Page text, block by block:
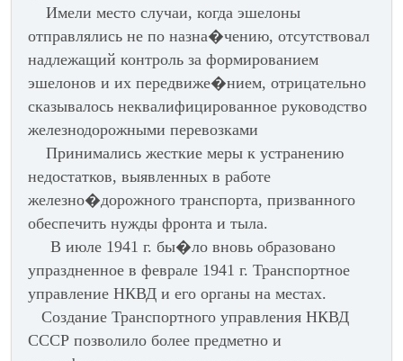
Имели место случаи, когда эшелоны
отправлялись не по назна�чению, отсутствовал
надлежащий контроль за формированием
эшелонов и их передвиже�нием, отрицательно
сказывалось неквалифицированное руководство
железнодорожными перевозками
Принимались жесткие меры к устранению
недостатков, выявленных в работе
железно�дорожного транспорта, призванного
обеспечить нужды фронта и тыла.
В июле 1941 г. бы�ло вновь образовано
упраздненное в феврале 1941 г. Транспортное
управление НКВД и его органы на местах.
Создание Транспортного управления НКВД
СССР позволило более предметно и